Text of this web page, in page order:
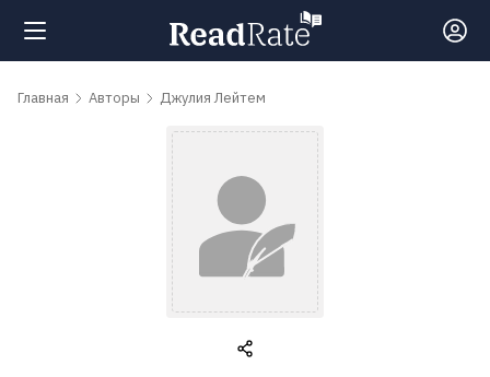
Поиск
Главная Авторы Джулия Лейтем